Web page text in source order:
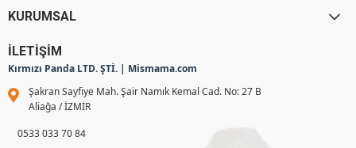
KURUMSAL
İLETİŞİM
Kırmızı Panda LTD. ŞTİ. | Mismama.com
Şakran Sayfiye Mah. Şair Namık Kemal Cad. No: 27 B
Aliağa / İZMİR
0533 033 70 84